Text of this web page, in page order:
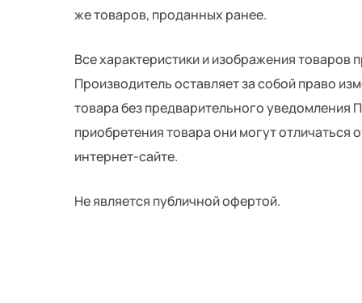
же товаров, проданных ранее.
Все характеристики и изображения товаров
Производитель оставляет за собой право
товара без предварительного уведомления
приобретения товара они могут отличаться
интернет-сайте.
Не является публичной офертой.